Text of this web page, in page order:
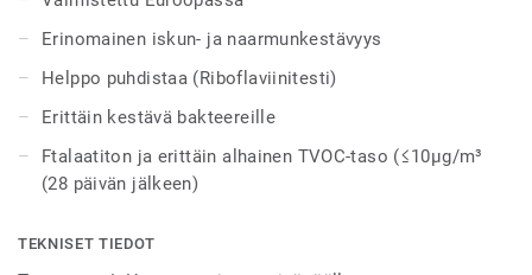
EXCELLENT-luokitus Riboflaviinitestissä). Mallisto on
saatavilla laajassa värivalikoimassa. Saatavana myös
puhdastilojen korkeampiin hygieniavaatimuksiin soveltuva
Erinomainen iskun- ja naarmunkestävyys
Helppo puhdistaa (Riboflaviinitesti)
Erittäin kestävä bakteereille
Ftalaatiton ja erittäin alhainen TVOC-taso (≤10μg/m³
(28 päivän jälkeen)
TEKNISET TIEDOT